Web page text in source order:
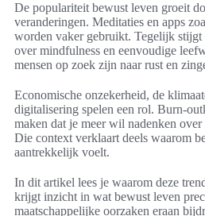
De populariteit bewust leven groeit
veranderingen. Meditaties en apps
worden vaker gebruikt. Tegelijk stijgt
over mindfulness en eenvoudige
mensen op zoek zijn naar rust en
Economische onzekerheid, de
digitalisering spelen een rol. Burn-
maken dat je meer wil nadenken
Die context verklaart deels waarom
aantrekkelijk voelt.
In dit artikel lees je waarom deze
krijgt inzicht in wat bewust leven
maatschappelijke oorzaken eraan